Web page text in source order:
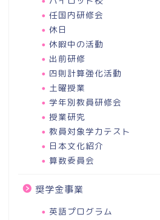
任国内研修会
休日
休暇中の活動
出前研修
四則計算強化活動
土曜授業
学年別教員研修会
授業研究
教員対象学力テスト
日本文化紹介
算数委員会
奨学金事業
英語プログラム